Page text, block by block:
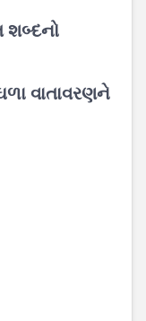
શબ્દનો
વાતાવરણને